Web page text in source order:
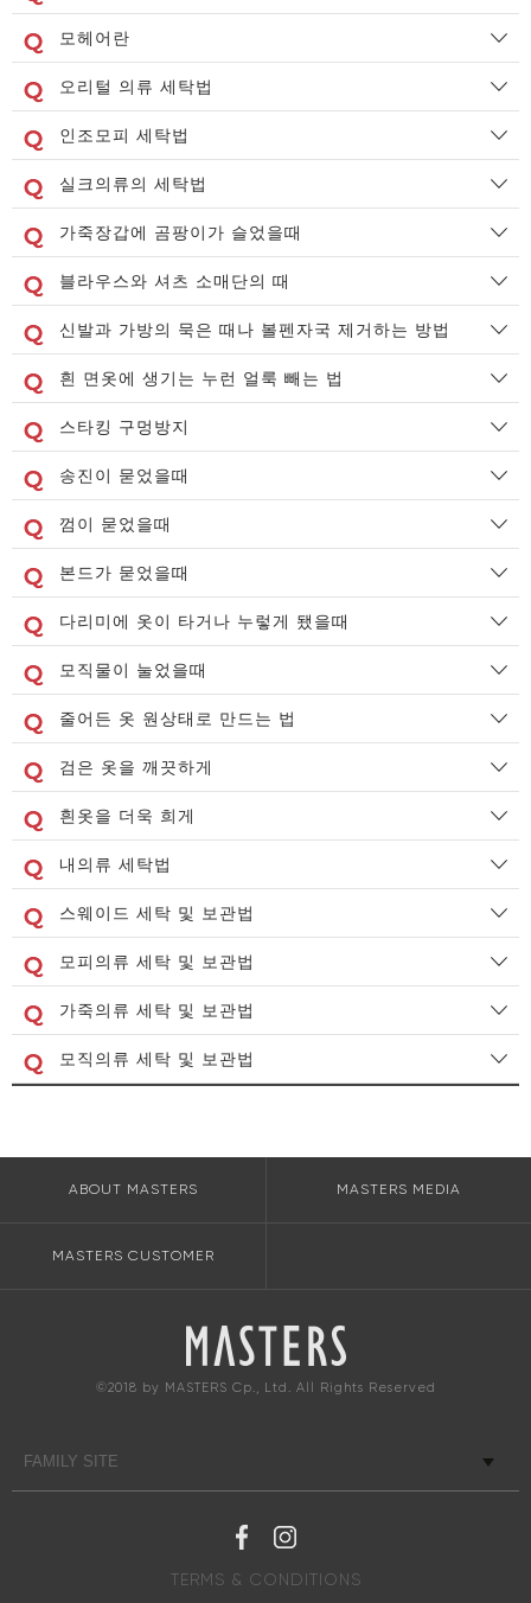
모헤어란
오리털 의류 세탁법
인조모피 세탁법
실크의류의 세탁법
가죽장갑에 곰팡이가 슬었을때
블라우스와 셔츠 소매단의 때
신발과 가방의 묵은 때나 볼펜자국 제거하는 방법
흰 면옷에 생기는 누런 얼룩 빼는 법
스타킹 구멍방지
송진이 묻었을때
껌이 묻었을때
본드가 묻었을때
다리미에 옷이 타거나 누렇게 됐을때
모직물이 눌었을때
줄어든 옷 원상태로 만드는 법
검은 옷을 깨끗하게
흰옷을 더욱 희게
내의류 세탁법
스웨이드 세탁 및 보관법
모피의류 세탁 및 보관법
가죽의류 세탁 및 보관법
모직의류 세탁 및 보관법
ABOUT MASTERS MASTERS MEDIA
MASTERS CUSTOMER
©2018 by MASTERS Cp., Ltd. All Rights Reserved
TERMS & CONDITIONS